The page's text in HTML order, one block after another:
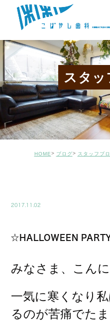
スタッ
HOME ブログ スタッフブ
2017.11.02
☆HALLOWEEN
みなさま、こん
一気に寒くなり
るのが苦痛でた